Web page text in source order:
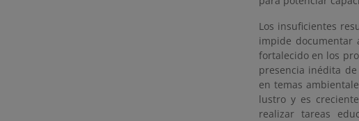
Los insuficientes
impide documentar
fortalecido en los
presencia inédita
en temas
lustro y es
realizar tareas